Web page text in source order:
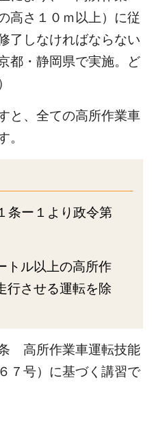
高さ１０ｍ以上）に従
了しなければならない
都・静岡県で実施。ど
と、全ての高所作業車
。
条ー１より政令第
トル以上の高所作
行させる運転を除
高所作業車運転技能
７号）に基づく講習で